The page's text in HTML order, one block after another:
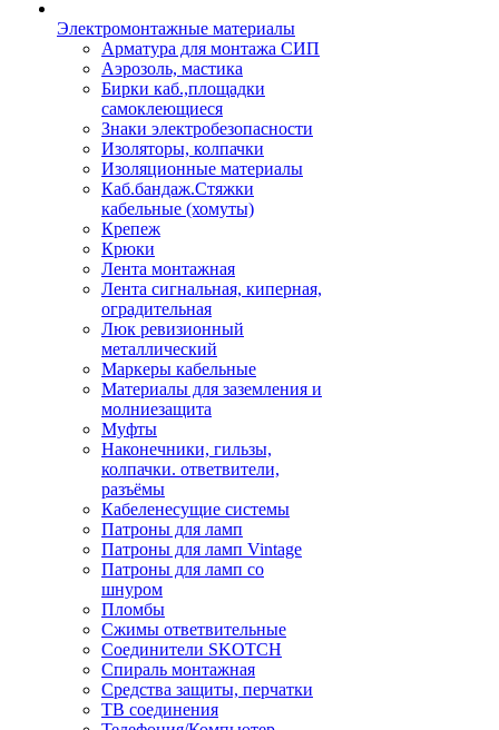
Электромонтажные материалы
Арматура для монтажа СИП
Аэрозоль, мастика
Бирки каб.,площадки
самоклеющиеся
Знаки электробезопасности
Изоляторы, колпачки
Изоляционные материалы
Каб.бандаж.Стяжки
кабельные (хомуты)
Крепеж
Крюки
Лента монтажная
Лента сигнальная, киперная,
оградительная
Люк ревизионный
металлический
Маркеры кабельные
Материалы для заземления и
молниезащита
Муфты
Наконечники, гильзы,
колпачки. ответвители,
разъёмы
Кабеленесущие системы
Патроны для ламп
Патроны для ламп Vintage
Патроны для ламп со
шнуром
Пломбы
Сжимы ответвительные
Соединители SKOTCH
Спираль монтажная
Средства защиты, перчатки
ТВ соединения